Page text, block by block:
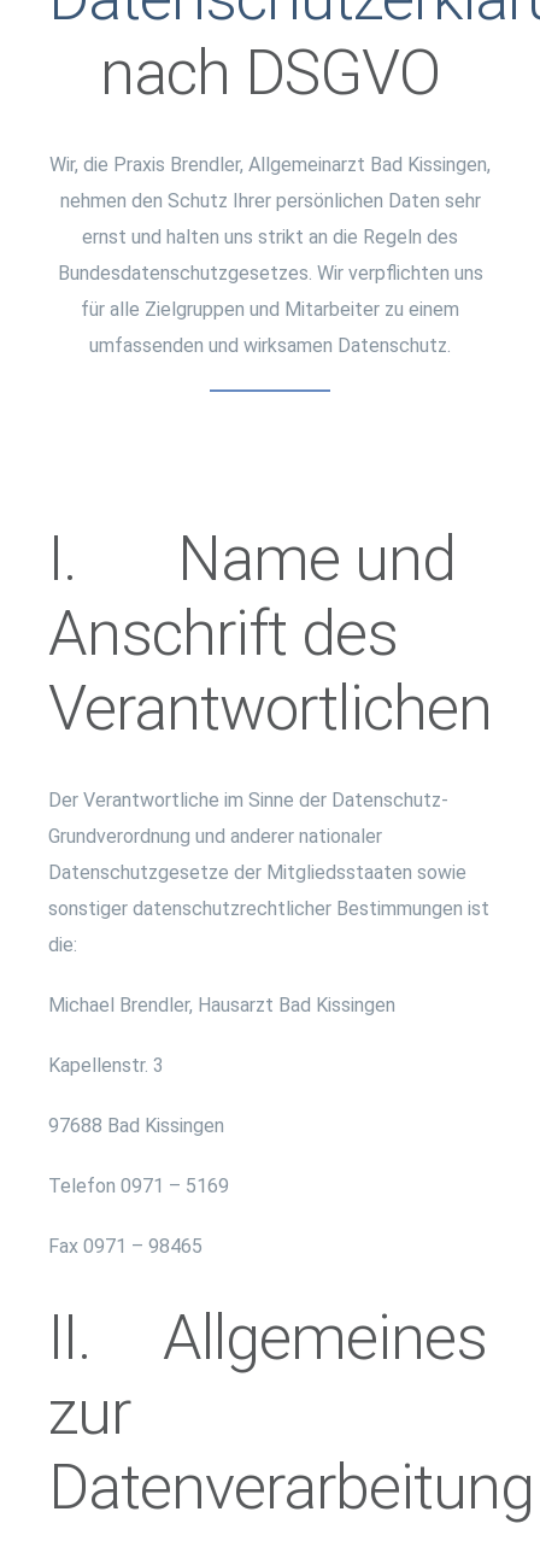
nach DSGVO
Wir, die Praxis Brendler, Allgemeinarzt Bad Kissingen,
nehmen den Schutz Ihrer persönlichen Daten sehr
ernst und halten uns strikt an die Regeln des
Bundesdatenschutzgesetzes. Wir verpflichten uns
für alle Zielgruppen und Mitarbeiter zu einem
umfassenden und wirksamen Datenschutz.
I. Name und
Anschrift des
Verantwortlichen
Der Verantwortliche im Sinne der Datenschutz-
Grundverordnung und anderer nationaler
Datenschutzgesetze der Mitgliedsstaaten sowie
sonstiger datenschutzrechtlicher Bestimmungen ist
die:
Michael Brendler, Hausarzt Bad Kissingen
Kapellenstr. 3
97688 Bad Kissingen
Telefon 0971 – 5169
Fax 0971 – 98465
II. Allgemeines
zur
Datenverarbeitung